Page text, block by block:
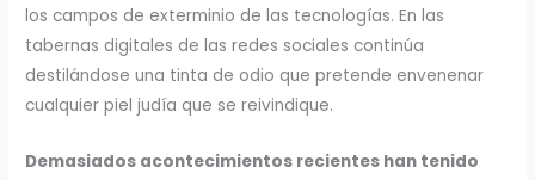
los campos de exterminio de las tecnologías. En las
tabernas digitales de las redes sociales continúa
destilándose una tinta de odio que pretende envenenar
cualquier piel judía que se reivindique.
Demasiados acontecimientos recientes han tenido